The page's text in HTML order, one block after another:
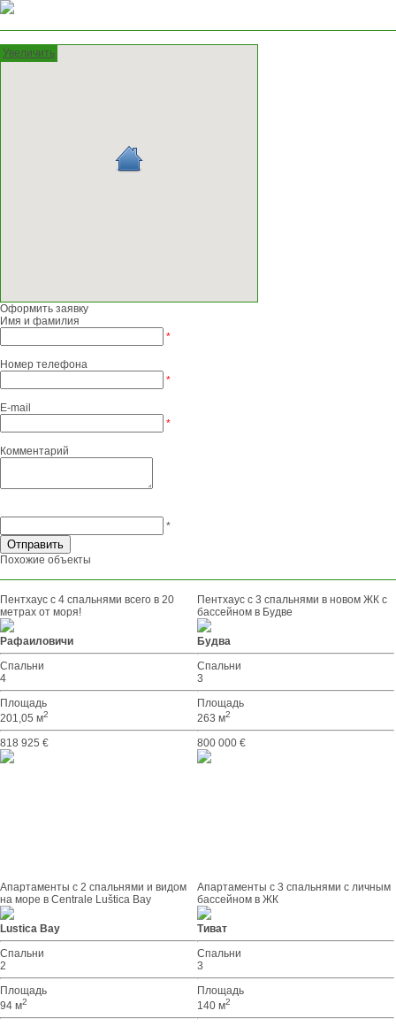
Увеличить
Оформить заявку
Имя и фамилия
*
Номер телефона
*
E-mail
*
Комментарий
*
Похожие объекты
Пентхаус с 4 спальнями всего в 20
метрах от моря!
Рафаиловичи
Спальни
4
Площадь
201,05 м2
818 925 €
Пентхаус с 3 спальнями в новом ЖК с
бассейном в Будве
Будва
Спальни
3
Площадь
263 м2
800 000 €
Апартаменты с 2 спальнями и видом
на море в Centrale Luštica Bay
Lustica Bay
Спальни
2
Площадь
94 м2
Апартаменты с 3 спальнями с личным
бассейном в ЖК
Тиват
Спальни
3
Площадь
140 м2